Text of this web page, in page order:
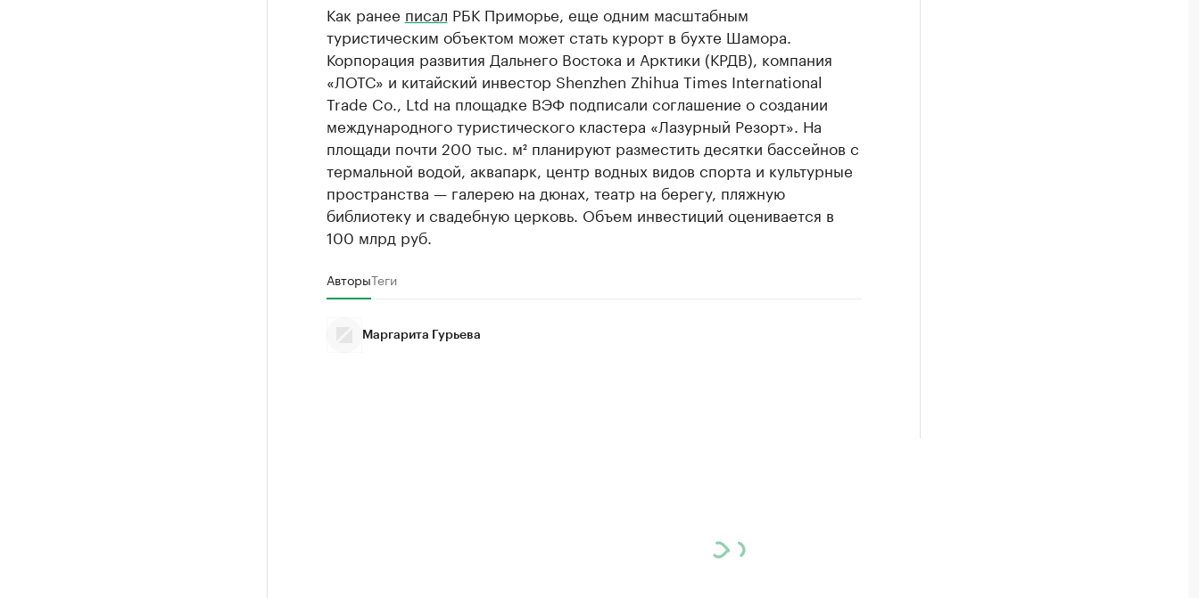
Как ранее писал РБК Приморье, еще одним масштабным
туристическим объектом может стать курорт в бухте Шамора.
Корпорация развития Дальнего Востока и Арктики (КРДВ), компания
«ЛОТС» и китайский инвестор Shenzhen Zhihua Times International
Trade Co., Ltd на площадке ВЭФ подписали соглашение о создании
международного туристического кластера «Лазурный Резорт». На
площади почти 200 тыс. м² планируют разместить десятки бассейнов с
термальной водой, аквапарк, центр водных видов спорта и культурные
пространства — галерею на дюнах, театр на берегу, пляжную
библиотеку и свадебную церковь. Объем инвестиций оценивается в
100 млрд руб.
АвторыТеги
Маргарита Гурьева